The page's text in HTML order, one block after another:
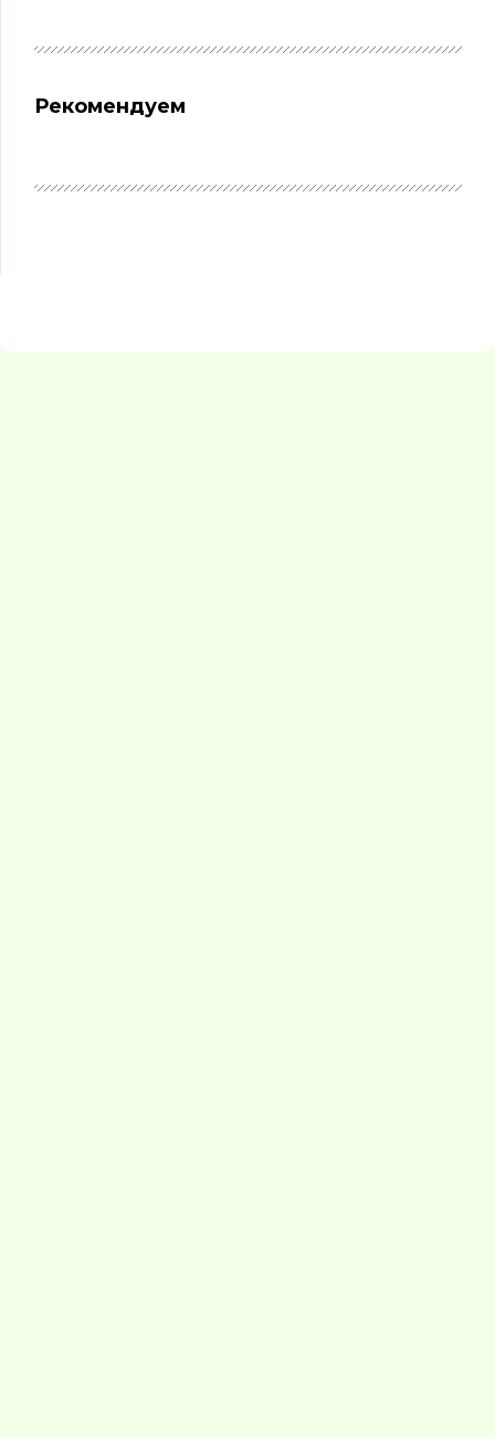
Рекомендуем